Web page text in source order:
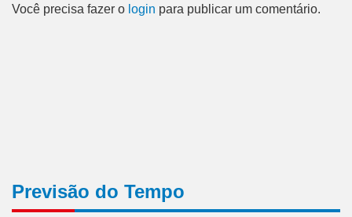
Você precisa fazer o login para publicar um comentário.
Previsão do Tempo